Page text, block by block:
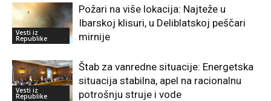
Vesti iz
Republike
Požari na više lokacija: Najteže u
Ibarskoj klisuri, u Deliblatskoj peščari
mirnije
Vesti iz
Republike
Štab za vanredne situacije: Energetska
situacija stabilna, apel na racionalnu
potrošnju struje i vode